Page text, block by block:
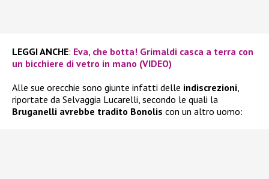
LEGGI ANCHE: Eva, che botta! Grimaldi casca a terra con
un bicchiere di vetro in mano (VIDEO)
Alle sue orecchie sono giunte infatti delle indiscrezioni,
riportate da Selvaggia Lucarelli, secondo le quali la
Bruganelli avrebbe tradito Bonolis con un altro uomo: